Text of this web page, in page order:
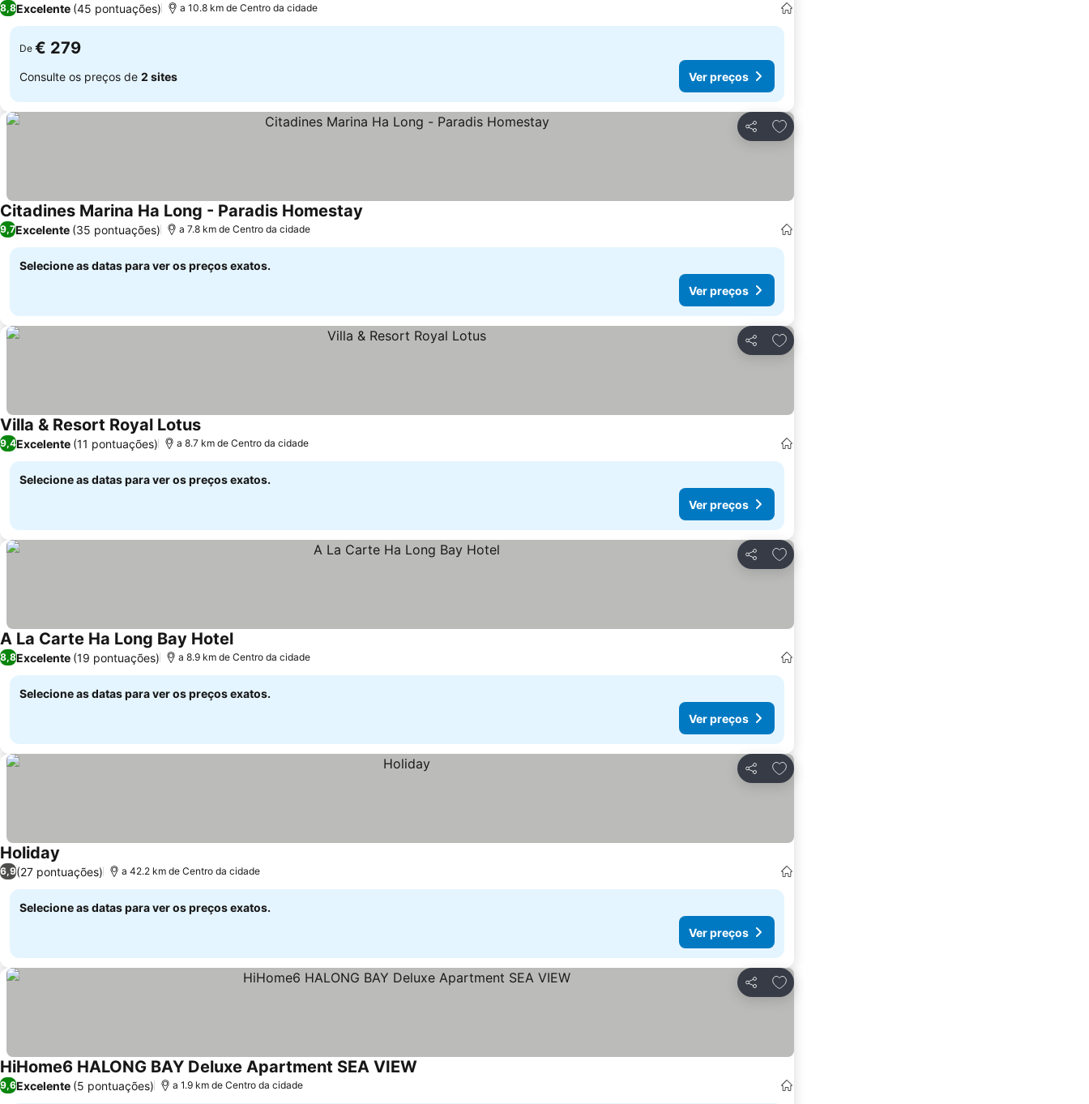
8,8Excelente (45 pontuações) a 10.8 km de Centro da cidade
De € 279
Consulte os preços de 2 sites Ver preços
Partilhar
Adicionar aos favoritos
Citadines Marina Ha Long - Paradis Homestay
9,7Excelente (35 pontuações) a 7.8 km de Centro da cidade
Selecione as datas para ver os preços exatos.
Ver preços
Partilhar
Adicionar aos favoritos
Villa & Resort Royal Lotus
9,4Excelente (11 pontuações) a 8.7 km de Centro da cidade
Selecione as datas para ver os preços exatos.
Ver preços
Partilhar
Adicionar aos favoritos
A La Carte Ha Long Bay Hotel
8,8Excelente (19 pontuações) a 8.9 km de Centro da cidade
Selecione as datas para ver os preços exatos.
Ver preços
Partilhar
Adicionar aos favoritos
Holiday
6,9(27 pontuações) a 42.2 km de Centro da cidade
Selecione as datas para ver os preços exatos.
Ver preços
Partilhar
Adicionar aos favoritos
HiHome6 HALONG BAY Deluxe Apartment SEA VIEW
9,6Excelente (5 pontuações) a 1.9 km de Centro da cidade